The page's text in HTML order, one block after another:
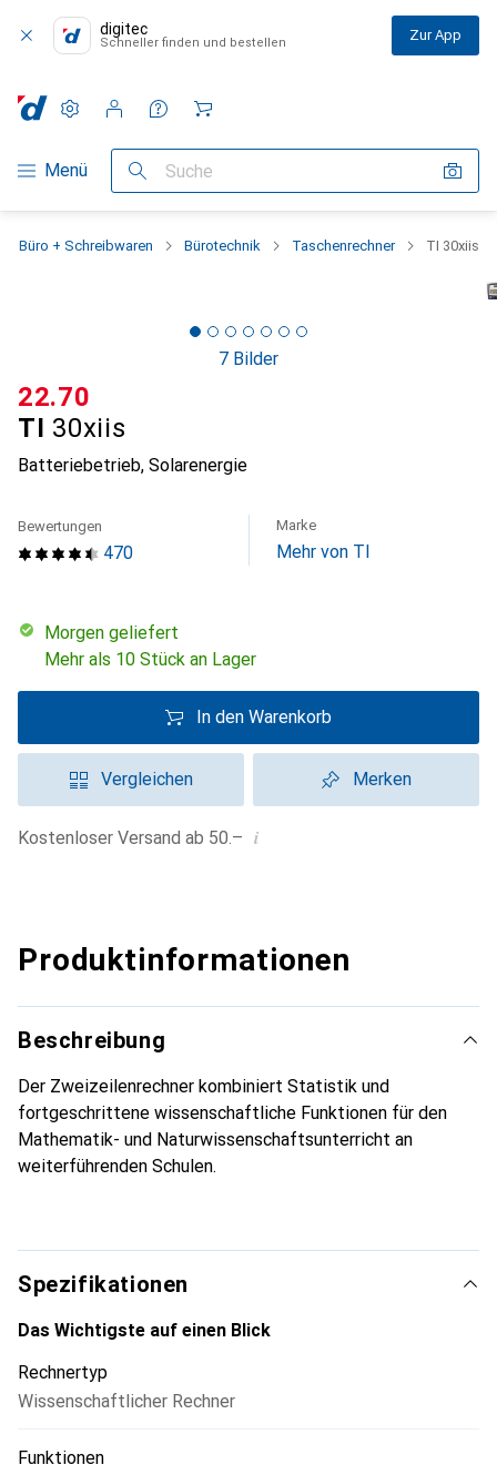
digitec
Schneller finden und bestellen Zur App
Navigation nach Kategorien
Menü Suche
Einstellungen
Kundenkonto
Vergleichslisten
Merklisten
Warenkorb
Büro + Schreibwaren Bürotechnik Taschenrechner TI 30xiis
7 Bilder
TI 30xiis
Batteriebetrieb, Solarenergie
CHF
22.70
470
Bewertungen Marke
Mehr von TI
morgen geliefert
Mehr als 10 Stück an Lager
In den Warenkorb
Vergleichen Merken
Kostenloser Versand ab 50.– i
Produktinformationen
Beschreibung
Der Zweizeilenrechner kombiniert Statistik und
fortgeschrittene wissenschaftliche Funktionen für den
Mathematik- und Naturwissenschaftsunterricht an
weiterführenden Schulen.
Spezifikationen
Das Wichtigste auf einen Blick
Rechnertyp
Wissenschaftlicher Rechner
Funktionen